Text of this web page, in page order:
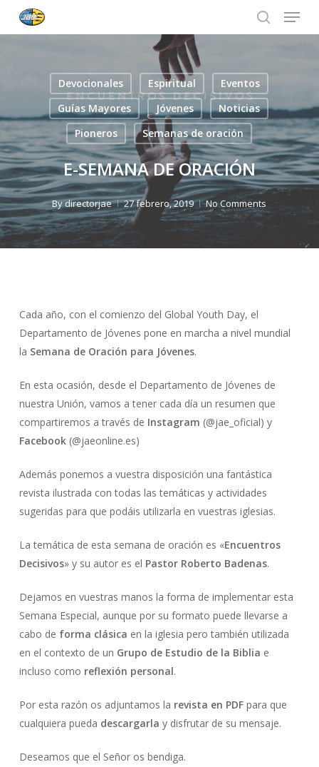
search
Menu
Devocionales Espiritual
Eventos
Guías Mayores
Jóvenes
Noticias
Pioneros
Semanas de oración
E-SEMANA DE ORACIÓN
Bydirectorjae 27 febrero, 2019 No Comments
Cada año, con el comienzo del Global Youth Day, el
Departamento de Jóvenes pone en marcha a nivel mundial
la Semana de Oración para Jóvenes.
En esta ocasión, desde el Departamento de Jóvenes de
nuestra Unión, vamos a tener cada día un resumen que
compartiremos a través de Instagram (@jae_oficial) y
Facebook(@jaeonline.es)
Además ponemos a vuestra disposición una fantástica
revista ilustrada con todas las temáticas y actividades
sugeridas para que podáis utilizarla en vuestras iglesias.
La temática de esta semana de oración es «Encuentros
Decisivos» y su autor es el Pastor Roberto Badenas.
Dejamos en vuestras manos la forma de implementar esta
Semana Especial, aunque por su formato puede llevarse a
cabo de forma clásica en la iglesia pero también utilizada
en el contexto de un Grupo de Estudio de la Biblia e
incluso como reflexión personal.
Por esta razón os adjuntamos la revista en PDFpara que
cualquiera pueda descargarla y disfrutar de su mensaje.
Deseamos que el Señor os bendiga.